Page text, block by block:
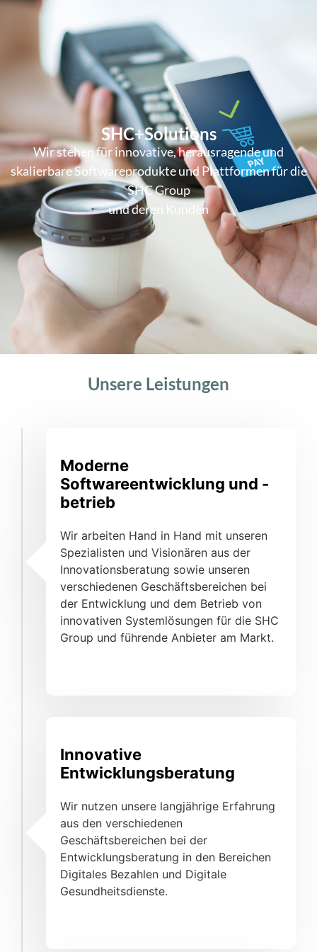
SHC+Solutions
Wir stehen für innovative, herausragende und
skalierbare Softwareprodukte und Plattformen für die
SHC Group
und deren Kunden
Unsere Leistungen
Moderne
Softwareentwicklung und -
betrieb
Wir arbeiten Hand in Hand mit unseren
Spezialisten und Visionären aus der
Innovationsberatung sowie unseren
verschiedenen Geschäftsbereichen bei
der Entwicklung und dem Betrieb von
innovativen Systemlösungen für die SHC
Group und führende Anbieter am Markt.
Innovative
Entwicklungsberatung
Wir nutzen unsere langjährige Erfahrung
aus den verschiedenen
Geschäftsbereichen bei der
Entwicklungsberatung in den Bereichen
Digitales Bezahlen und Digitale
Gesundheitsdienste.